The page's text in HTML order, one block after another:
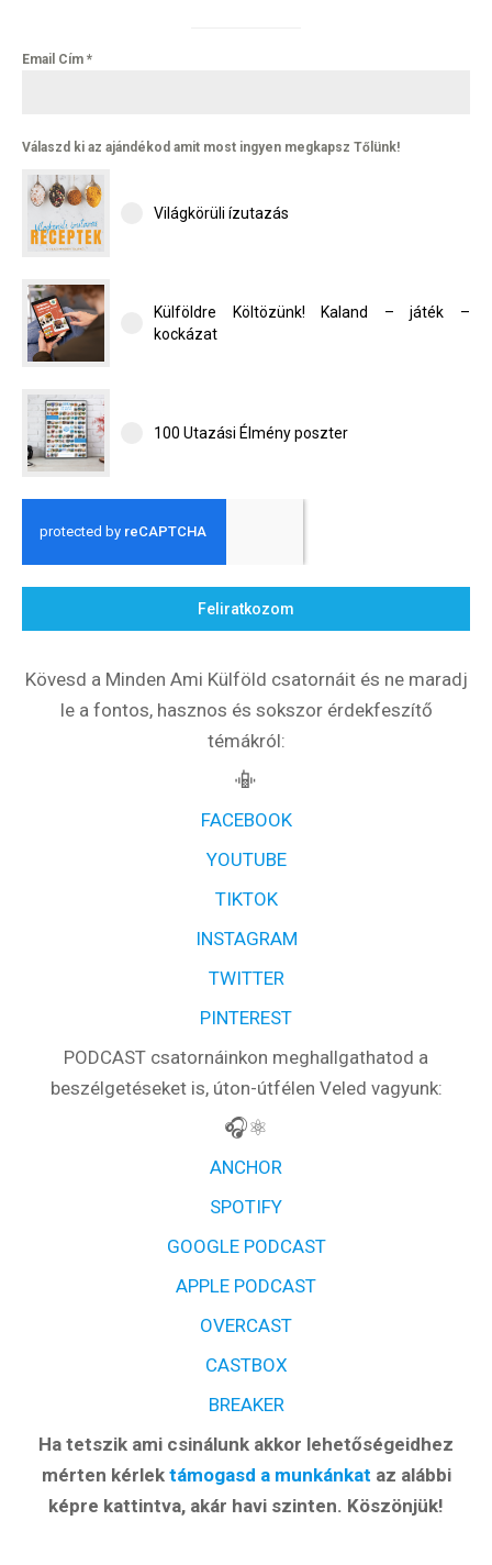
Email Cím *
Válaszd ki az ajándékod amit most ingyen megkapsz Tőlünk!
Világkörüli ízutazás
Külföldre Költözünk! Kaland – játék –
kockázat
100 Utazási Élmény poszter
Feliratkozom
Kövesd a Minden Ami Külföld csatornáit és ne maradj
le a fontos, hasznos és sokszor érdekfeszítő
témákról:
📳
FACEBOOK
YOUTUBE
TIKTOK
INSTAGRAM
TWITTER
PINTEREST
PODCAST csatornáinkon meghallgathatod a
beszélgetéseket is, úton-útfélen Veled vagyunk:
🎧⚛️
ANCHOR
SPOTIFY
GOOGLE PODCAST
APPLE PODCAST
OVERCAST
CASTBOX
BREAKER
Ha tetszik ami csinálunk akkor lehetőségeidhez
mérten kérlek támogasd a munkánkat az alábbi
képre kattintva, akár havi szinten. Köszönjük!